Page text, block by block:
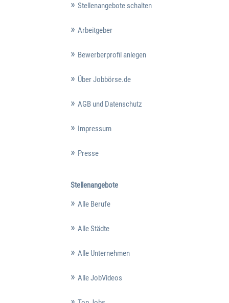
Stellenangebote schalten
Arbeitgeber
Bewerberprofil anlegen
Über Jobbörse.de
AGB und Datenschutz
Impressum
Presse
Stellenangebote
Alle Berufe
Alle Städte
Alle Unternehmen
Alle JobVideos